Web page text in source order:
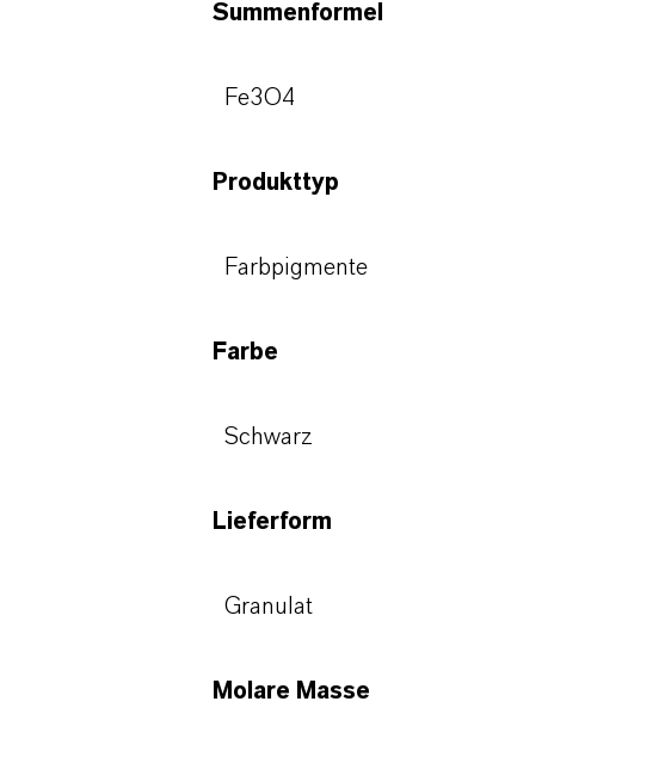
Summenformel
Fe3O4
Produkttyp
Farbpigmente
Farbe
Schwarz
Lieferform
Granulat
Molare Masse